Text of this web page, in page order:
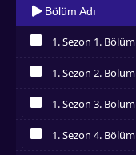
Bölüm Adı
1. Sezon 1. Bölüm
1. Sezon 2. Bölüm
1. Sezon 3. Bölüm
1. Sezon 4. Bölüm